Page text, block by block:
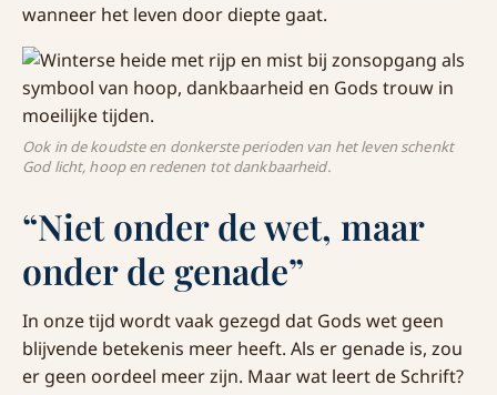
wanneer het leven door diepte gaat.
Ook in de koudste en donkerste perioden van het leven schenkt
God licht, hoop en redenen tot dankbaarheid.
“Niet onder de wet, maar
onder de genade”
In onze tijd wordt vaak gezegd dat Gods wet geen
blijvende betekenis meer heeft. Als er genade is, zou
er geen oordeel meer zijn. Maar wat leert de Schrift?